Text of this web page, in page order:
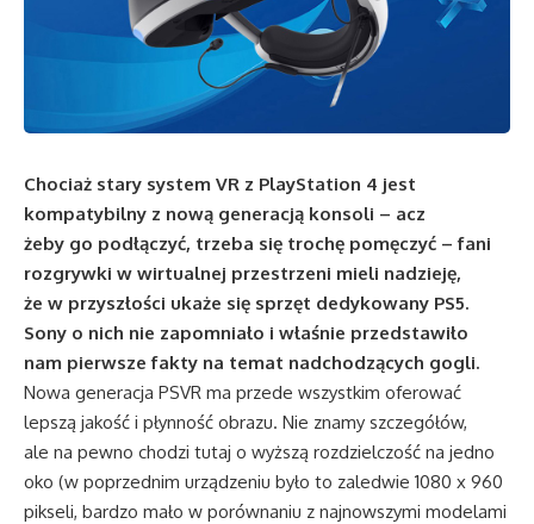
Chociaż stary system VR z PlayStation 4 jest
kompatybilny z nową generacją konsoli – acz
żeby go podłączyć, trzeba się trochę pomęczyć – fani
rozgrywki w wirtualnej przestrzeni mieli nadzieję,
że w przyszłości ukaże się sprzęt dedykowany PS5.
Sony o nich nie zapomniało i właśnie przedstawiło
nam pierwsze fakty na temat nadchodzących gogli.
Nowa generacja PSVR ma przede wszystkim oferować
lepszą jakość i płynność obrazu. Nie znamy szczegółów,
ale na pewno chodzi tutaj o wyższą rozdzielczość na jedno
oko (w poprzednim urządzeniu było to zaledwie 1080 x 960
pikseli, bardzo mało w porównaniu z najnowszymi modelami